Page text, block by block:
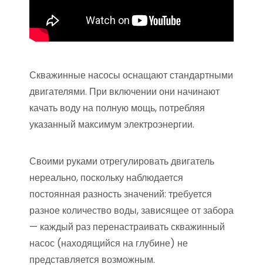
Скважинные насосы оснащают стандартными
двигателями. При включении они начинают
качать воду на полную мощь, потребляя
указанный максимум электроэнергии.
Своими руками отрегулировать двигатель
нереально, поскольку наблюдается
постоянная разность значений: требуется
разное количество воды, зависящее от забора
— каждый раз перенастраивать скважинный
насос (находящийся на глубине) не
представляется возможным.